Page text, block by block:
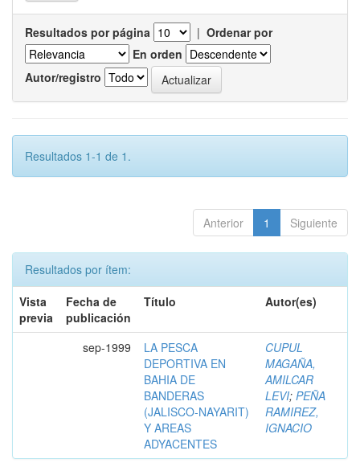
Resultados por página | Ordenar por
En orden
Autor/registro
Resultados 1-1 de 1.
Anterior 1 Siguiente
Resultados por ítem:
Vista
previa
Fecha de
publicación
Título Autor(es)
sep-1999
LA PESCA
DEPORTIVA EN
BAHIA DE
BANDERAS
(JALISCO-NAYARIT)
Y AREAS
ADYACENTES
CUPUL
MAGAÑA,
AMILCAR
LEVI; PEÑA
RAMIREZ,
IGNACIO